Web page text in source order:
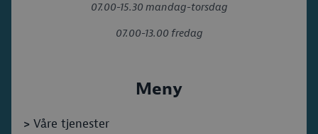
07.00-15.30 mandag-torsdag
07.00-13.00 fredag
Meny
> Våre tjenester